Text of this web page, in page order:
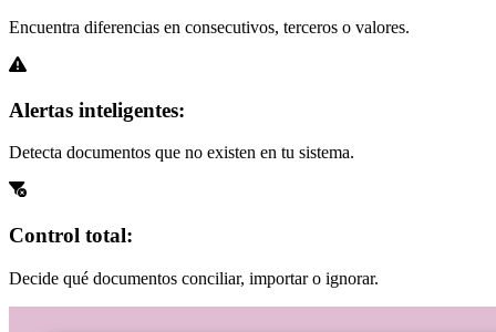
Encuentra diferencias en consecutivos, terceros o valores.
Alertas inteligentes:
Detecta documentos que no existen en tu sistema.
Control total:
Decide qué documentos conciliar, importar o ignorar.